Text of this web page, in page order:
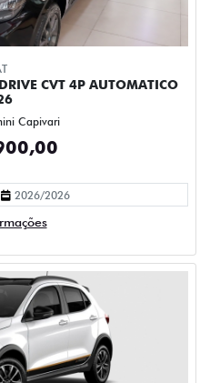
CVT 4P AUTOMATICO
Capivari
2026/2026